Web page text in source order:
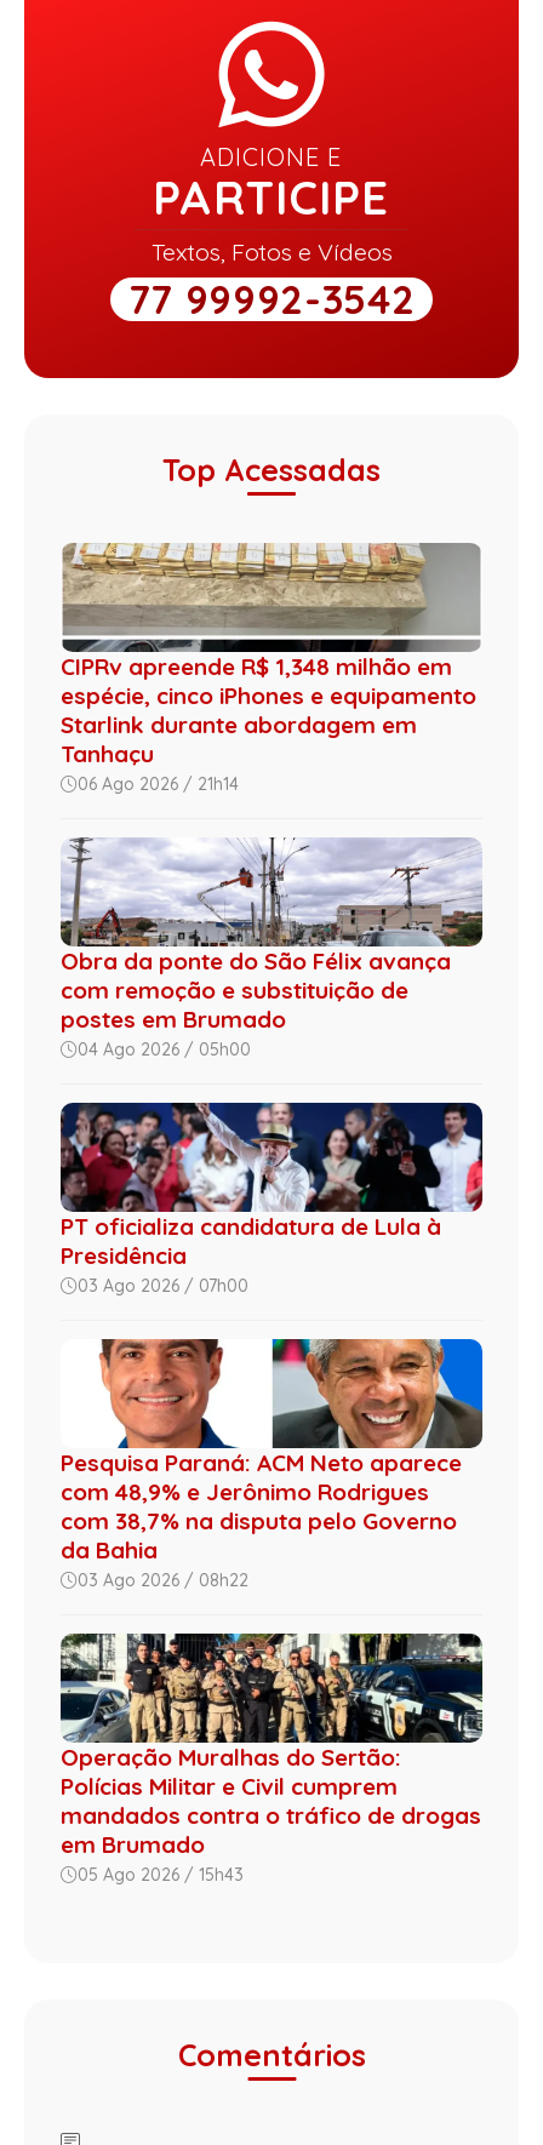
ADICIONE E
PARTICIPE
Textos, Fotos e Vídeos
77 99992-3542
Top Acessadas
CIPRv apreende R$ 1,348 milhão em
espécie, cinco iPhones e equipamento
Starlink durante abordagem em
Tanhaçu
06 Ago 2026 / 21h14
Obra da ponte do São Félix avança
com remoção e substituição de
postes em Brumado
04 Ago 2026 / 05h00
PT oficializa candidatura de Lula à
Presidência
03 Ago 2026 / 07h00
Pesquisa Paraná: ACM Neto aparece
com 48,9% e Jerônimo Rodrigues
com 38,7% na disputa pelo Governo
da Bahia
03 Ago 2026 / 08h22
Operação Muralhas do Sertão:
Polícias Militar e Civil cumprem
mandados contra o tráfico de drogas
em Brumado
05 Ago 2026 / 15h43
Comentários